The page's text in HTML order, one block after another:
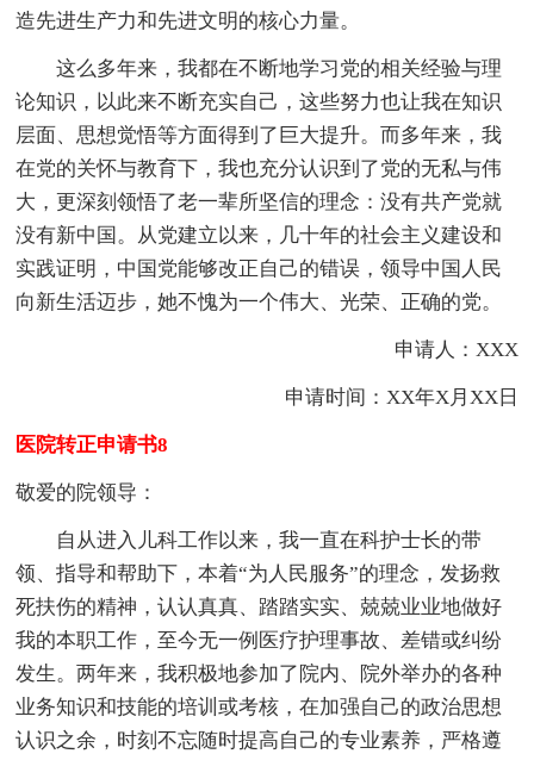
造先进生产力和先进文明的核心力量。
这么多年来，我都在不断地学习党的相关经验与理
论知识，以此来不断充实自己，这些努力也让我在知识
层面、思想觉悟等方面得到了巨大提升。而多年来，我
在党的关怀与教育下，我也充分认识到了党的无私与伟
大，更深刻领悟了老一辈所坚信的理念：没有共产党就
没有新中国。从党建立以来，几十年的社会主义建设和
实践证明，中国党能够改正自己的错误，领导中国人民
向新生活迈步，她不愧为一个伟大、光荣、正确的党。
申请人：XXX
申请时间：XX年X月XX日
医院转正申请书8
敬爱的院领导：
自从进入儿科工作以来，我一直在科护士长的带
领、指导和帮助下，本着“为人民服务”的理念，发扬救
死扶伤的精神，认认真真、踏踏实实、兢兢业业地做好
我的本职工作，至今无一例医疗护理事故、差错或纠纷
发生。两年来，我积极地参加了院内、院外举办的各种
业务知识和技能的培训或考核，在加强自己的政治思想
认识之余，时刻不忘随时提高自己的专业素养，严格遵